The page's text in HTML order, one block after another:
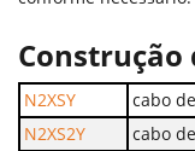
Construção
N2XSY
cabo
N2XS2Y
cabo